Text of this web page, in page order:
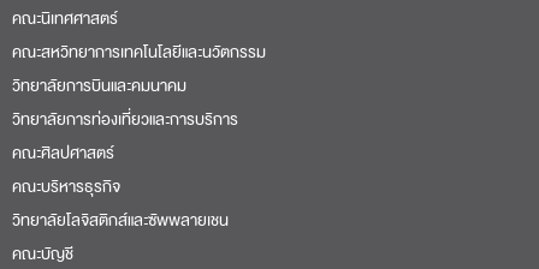
คณะนิเทศศาสตร์
คณะสหวิทยาการเทคโนโลยีและนวัตกรรม
วิทยาลัยการบินและคมนาคม
วิทยาลัยการท่องเที่ยวและการบริการ
คณะศิลปศาสตร์
คณะบริหารธุรกิจ
วิทยาลัยโลจิสติกส์และซัพพลายเชน
คณะบัญชี